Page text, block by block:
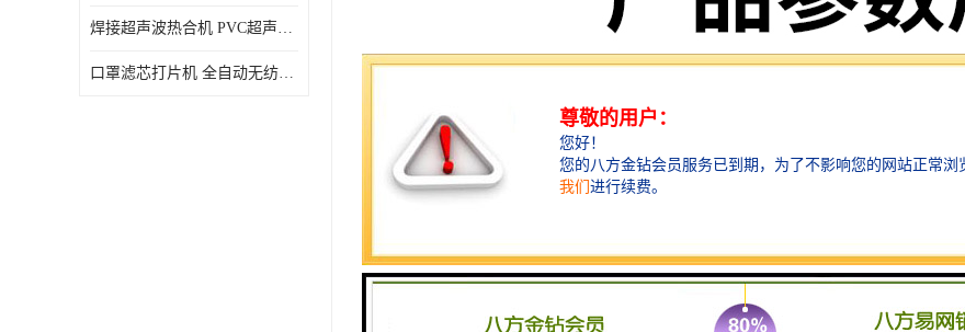
焊接超声波热合机 PVC超声波焊接机 无纺布超声波设备
口罩滤芯打片机 全自动无纺布压花压标设备 多层料复合机